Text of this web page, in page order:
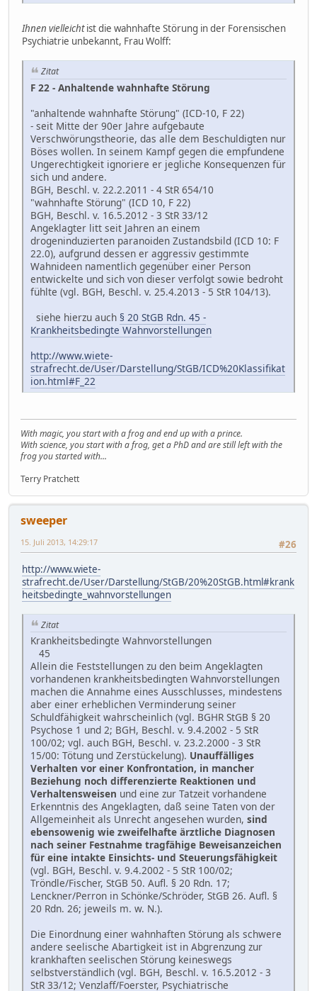
Ihnen vielleichtist die wahnhafte Störung in der Forensischen
Psychiatrie unbekannt, Frau Wolff:
Zitat
F 22 - Anhaltende wahnhafte Störung
"anhaltende wahnhafte Störung" (ICD-10, F 22)
- seit Mitte der 90er Jahre aufgebaute
Verschwörungstheorie, das alle dem Beschuldigten nur
Böses wollen. In seinem Kampf gegen die empfundene
Ungerechtigkeit ignoriere er jegliche Konsequenzen für
sich und andere.
BGH, Beschl. v. 22.2.2011 - 4 StR 654/10
"wahnhafte Störung" (ICD 10, F 22)
BGH, Beschl. v. 16.5.2012 - 3 StR 33/12
Angeklagter litt seit Jahren an einem
drogeninduzierten paranoiden Zustandsbild (ICD 10: F
22.0), aufgrund dessen er aggressiv gestimmte
Wahnideen namentlich gegenüber einer Person
entwickelte und sich von dieser verfolgt sowie bedroht
fühlte (vgl. BGH, Beschl. v. 25.4.2013 - 5 StR 104/13).
siehe hierzu auch § 20 StGB Rdn. 45 -
Krankheitsbedingte Wahnvorstellungen
http://www.wiete-
strafrecht.de/User/Darstellung/StGB/ICD%20Klassifikat
ion.html#F_22
With magic, you start with a frog and end up with a prince.
With science, you start with a frog, get a PhD and are still left with the
frog you started with...
Terry Pratchett
sweeper
#26
15. Juli 2013, 14:29:17
http://www.wiete-
strafrecht.de/User/Darstellung/StGB/20%20StGB.html#krank
heitsbedingte_wahnvorstellungen
Zitat
Krankheitsbedingte Wahnvorstellungen
45
Allein die Feststellungen zu den beim Angeklagten
vorhandenen krankheitsbedingten Wahnvorstellungen
machen die Annahme eines Ausschlusses, mindestens
aber einer erheblichen Verminderung seiner
Schuldfähigkeit wahrscheinlich (vgl. BGHR StGB § 20
Psychose 1 und 2; BGH, Beschl. v. 9.4.2002 - 5 StR
100/02; vgl. auch BGH, Beschl. v. 23.2.2000 - 3 StR
15/00: Tötung und Zerstückelung). Unauffälliges
Verhalten vor einer Konfrontation, in mancher
Beziehung noch differenzierte Reaktionen und
Verhaltensweisen und eine zur Tatzeit vorhandene
Erkenntnis des Angeklagten, daß seine Taten von der
Allgemeinheit als Unrecht angesehen wurden, sind
ebensowenig wie zweifelhafte ärztliche Diagnosen
nach seiner Festnahme tragfähige Beweisanzeichen
für eine intakte Einsichts- und Steuerungsfähigkeit
(vgl. BGH, Beschl. v. 9.4.2002 - 5 StR 100/02;
Tröndle/Fischer, StGB 50. Aufl. § 20 Rdn. 17;
Lenckner/Perron in Schönke/Schröder, StGB 26. Aufl. §
20 Rdn. 26; jeweils m. w. N.).
Die Einordnung einer wahnhaften Störung als schwere
andere seelische Abartigkeit ist in Abgrenzung zur
krankhaften seelischen Störung keineswegs
selbstverständlich (vgl. BGH, Beschl. v. 16.5.2012 - 3
StR 33/12; Venzlaff/Foerster, Psychiatrische